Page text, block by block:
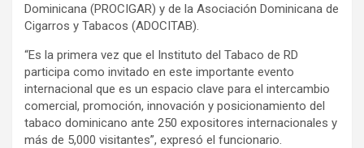
Dominicana (PROCIGAR) y de la Asociación Dominicana de
Cigarros y Tabacos (ADOCITAB).
“Es la primera vez que el Instituto del Tabaco de RD
participa como invitado en este importante evento
internacional que es un espacio clave para el intercambio
comercial, promoción, innovación y posicionamiento del
tabaco dominicano ante 250 expositores internacionales y
más de 5,000 visitantes”, expresó el funcionario.